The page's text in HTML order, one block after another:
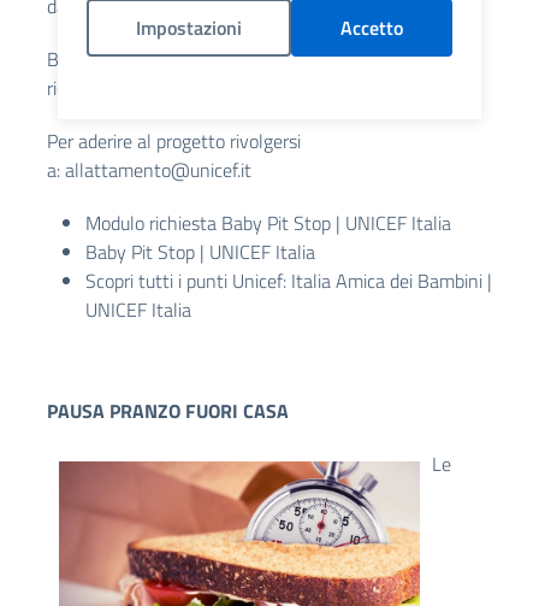
dandone visibilità e notizia alle mamme.
Baby Pit Stop UNICEF è un servizio gratuito, reso
riconoscibile dal simbolo dell’Unicef.
Per aderire al progetto rivolgersi
a:allattamento@unicef.it
Modulo richiesta Baby Pit Stop | UNICEF Italia
Baby Pit Stop | UNICEF Italia
Scopri tutti i punti Unicef: Italia Amica dei Bambini |
UNICEF Italia
PAUSA PRANZO FUORI CASA
Le
Impostazioni Accetto